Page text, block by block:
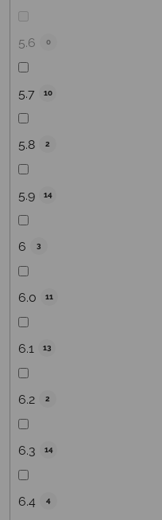
5.6 0
5.7 10
5.8 2
5.9 14
6 3
6.0 11
6.1 13
6.2 2
6.3 14
6.4 4